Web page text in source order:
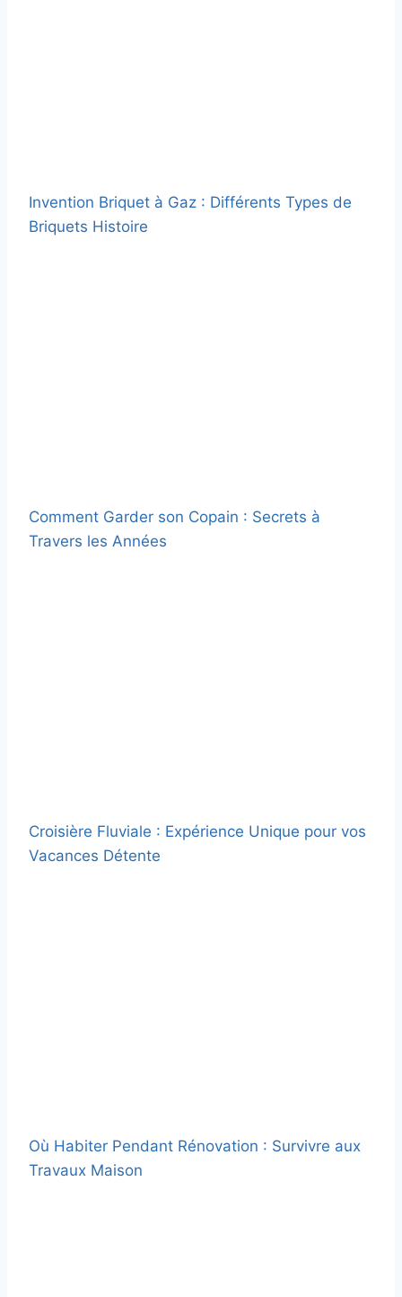
Invention Briquet à Gaz : Différents Types de
Briquets Histoire
Comment Garder son Copain : Secrets à
Travers les Années
Croisière Fluviale : Expérience Unique pour vos
Vacances Détente
Où Habiter Pendant Rénovation : Survivre aux
Travaux Maison